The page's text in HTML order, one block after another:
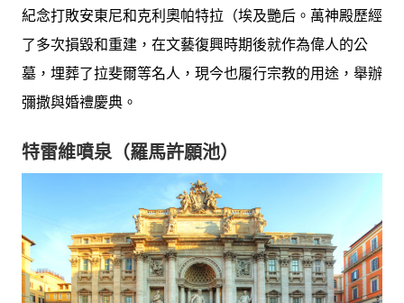
紀念打敗安東尼和克利奧帕特拉（埃及艷后。萬神殿歷經
了多次損毀和重建，在文藝復興時期後就作為偉人的公
墓，埋葬了拉斐爾等名人，現今也履行宗教的用途，舉辦
彌撒與婚禮慶典。
特雷維噴泉（羅馬許願池）